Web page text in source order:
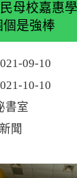
母校嘉惠
是強棒
09-10
10-10
書室
聞